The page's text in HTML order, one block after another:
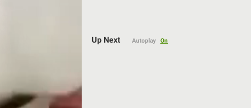
Up Next Autoplay On